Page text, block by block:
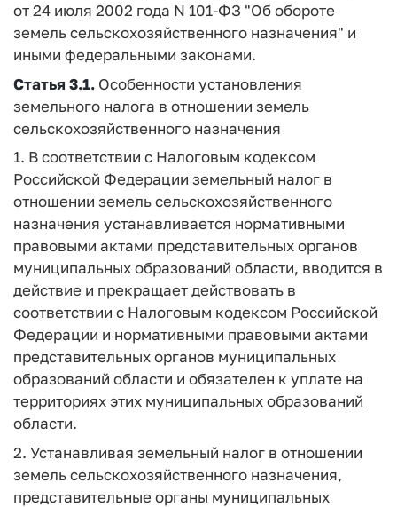
от 24 июля 2002 года N 101-ФЗ "Об обороте
земель сельскохозяйственного назначения" и
иными федеральными законами.
Статья 3.1. Особенности установления
земельного налога в отношении земель
сельскохозяйственного назначения
1. В соответствии с Налоговым кодексом
Российской Федерации земельный налог в
отношении земель сельскохозяйственного
назначения устанавливается нормативными
правовыми актами представительных органов
муниципальных образований области, вводится в
действие и прекращает действовать в
соответствии с Налоговым кодексом Российской
Федерации и нормативными правовыми актами
представительных органов муниципальных
образований области и обязателен к уплате на
территориях этих муниципальных образований
области.
2. Устанавливая земельный налог в отношении
земель сельскохозяйственного назначения,
представительные органы муниципальных